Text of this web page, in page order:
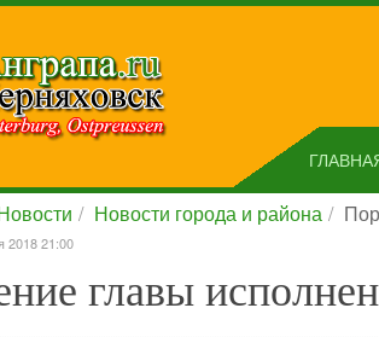
Новости города и района
2018 21:00
главы